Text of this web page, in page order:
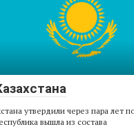
утвердили через пара лет
вышла из состава